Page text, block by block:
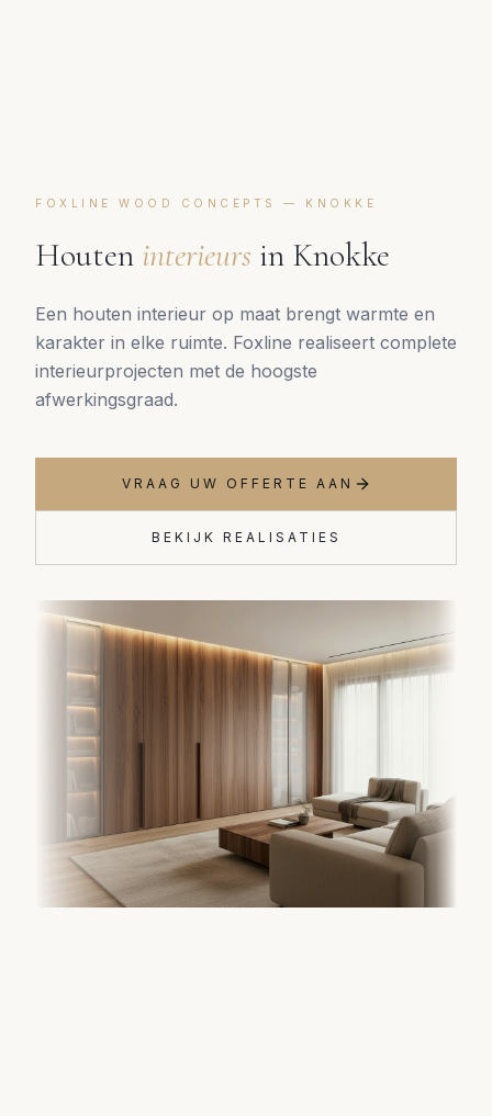
FOXLINE WOOD CONCEPTS — KNOKKE
Houten interieurs in Knokke
Een houten interieur op maat brengt warmte en
karakter in elke ruimte. Foxline realiseert complete
interieurprojecten met de hoogste
afwerkingsgraad.
VRAAG UW OFFERTE AAN
BEKIJK REALISATIES